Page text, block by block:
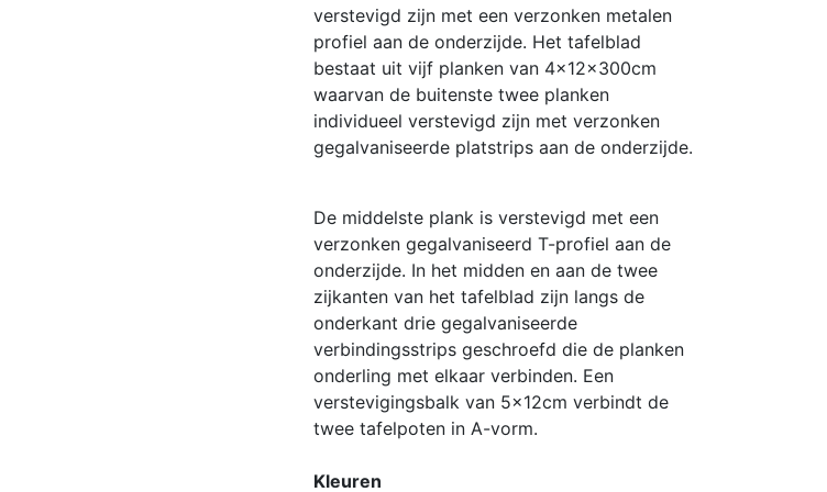
verstevigd zijn met een verzonken metalen
profiel aan de onderzijde. Het tafelblad
bestaat uit vijf planken van 4x12x300cm
waarvan de buitenste twee planken
individueel verstevigd zijn met verzonken
gegalvaniseerde platstrips aan de onderzijde.
De middelste plank is verstevigd met een
verzonken gegalvaniseerd T-profiel aan de
onderzijde. In het midden en aan de twee
zijkanten van het tafelblad zijn langs de
onderkant drie gegalvaniseerde
verbindingsstrips geschroefd die de planken
onderling met elkaar verbinden. Een
verstevigingsbalk van 5x12cm verbindt de
twee tafelpoten in A-vorm.
Kleuren